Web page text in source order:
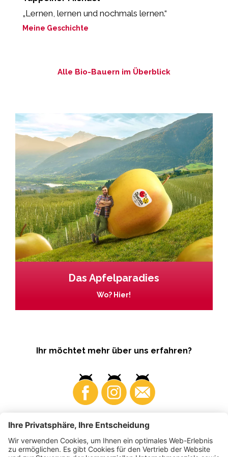
„Lernen, lernen und nochmals lernen.“
Meine Geschichte
Alle Bio-Bauern im Überblick
Das Apfelparadies
Wo? Hier!
Ihr möchtet mehr über uns erfahren?
Business Produzenten